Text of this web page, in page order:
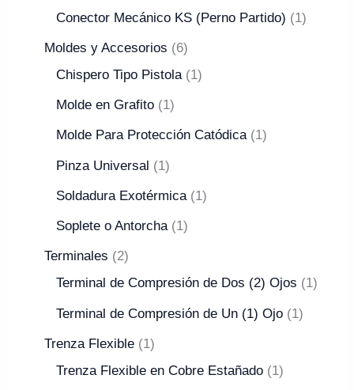
Conector Mecánico KS (Perno Partido) 1
Moldes y Accesorios
6
Chispero Tipo Pistola
1
Molde en Grafito 1
Molde Para Protección Catódica 1
Pinza Universal 1
Soldadura Exotérmica 1
Soplete o Antorcha 1
Terminales
2
Terminal de Compresión de Dos (2) Ojos
1
Terminal de Compresión de Un (1) Ojo 1
Trenza Flexible
1
Trenza Flexible en Cobre Estañado
1